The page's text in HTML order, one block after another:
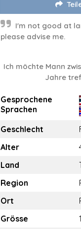
I'm not good at
please advise me.
Ich möchte Mann
Jahre
Gesprochene
Sprachen
Geschlecht
Alter
Land
Region
Ort
Grösse